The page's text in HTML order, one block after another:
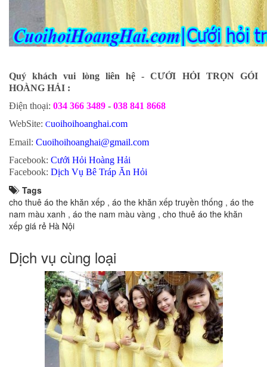
Quý khách vui lòng liên hệ - CƯỚI HỎI TRỌN GÓI
HOÀNG HẢI :
Điện thoại: 034 366 3489 - 038 841 8668
WebSite: Cuoihoihoanghai.com
Email: Cuoihoihoanghai@gmail.com
Facebook: Cưới Hỏi Hoàng Hải
Facebook: Dịch Vụ Bê Tráp Ăn Hỏi
Tags
cho thuê áo the khăn xếp , áo the khăn xếp truyền thống , áo the
nam màu xanh , áo the nam màu vàng , cho thuê áo the khăn
xếp giá rẻ Hà Nội
Dịch vụ cùng loại